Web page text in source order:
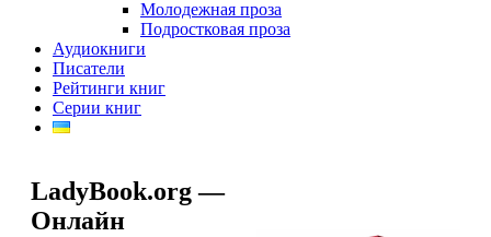
Молодежная проза
Подростковая проза
Аудиокниги
Писатели
Рейтинги книг
Серии книг
LadyBook.org —
Онлайн